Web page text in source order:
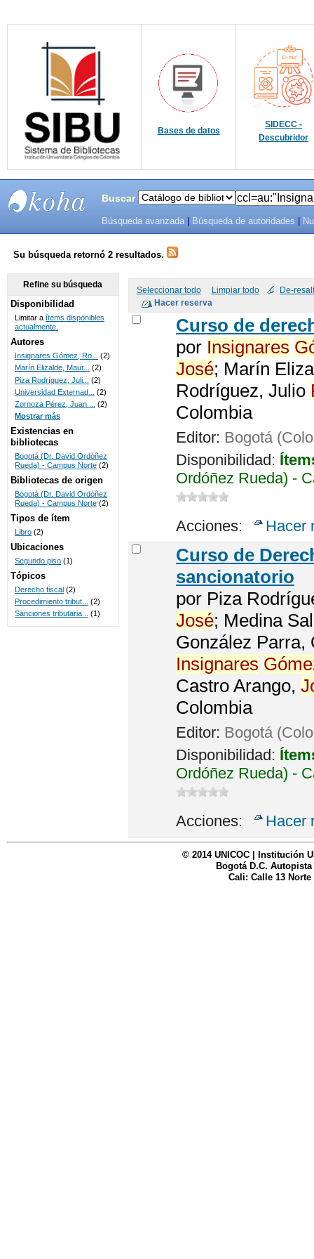
Bases de datos
SIDECC -
Descubridor
SISTEMAS
DE
BIBLIOTECAS
UNICOC
Buscar
Búsqueda avanzada Búsqueda de autoridades
Su búsqueda retornó 2 resultados.
Seleccionar todo Limpiar todo De-
Curso de
por Insignares
José; Marín
Rodríguez, Julio
Colombia
Editor: Bogotá
Disponibilidad:
Ordóñez Rueda) -
Acciones: Hacer
Curso de
sancionatorio
por Piza
José; Medina
González Parra,
Insignares
Castro Arango,
Colombia
Editor: Bogotá
Disponibilidad:
Ordóñez Rueda) -
Acciones: Hacer
Refine su búsqueda
Disponibilidad
Limitar a ítems disponibles
actualmente.
Autores
Insignares Gómez, Ro...
(2)
Marín Elizalde, Maur... (2)
Piza Rodríguez, Juli...
(2)
Universidad Externad...
(2)
Zornoza Pérez, Juan ...
(2)
Mostrar más
Existencias en
bibliotecas
Bogotá (Dr. David Ordóñez
Rueda) - Campus Norte (2)
Bibliotecas de origen
Bogotá (Dr. David Ordóñez
Rueda) - Campus Norte (2)
Tipos de ítem
Libro (2)
Ubicaciones
Segundo piso (1)
Tópicos
Derecho fiscal (2)
Procedimiento tribut...
(2)
Sanciones tributaria... (1)
© 2014 UNICOC | Institución
Bogotá D.C. Autopista
Cali: Calle 13 Norte